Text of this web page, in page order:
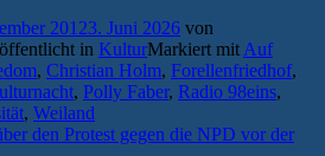
20123. Juni 2026 von
in KulturMarkiert mit Auf
, Christian Holm, Forellenfriedhof,
, Polly Faber, Radio 98eins,
, Weiland
den Protest gegen die NPD vor der